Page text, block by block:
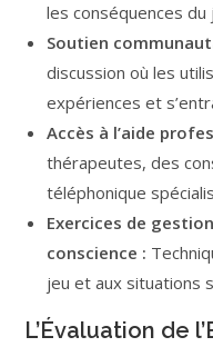
les conséquences du
Soutien
discussion où les
expériences et
Accès à l’aide
thérapeutes, des
téléphonique
Exercices de
conscience :
jeu et aux situations
L’Évaluation de